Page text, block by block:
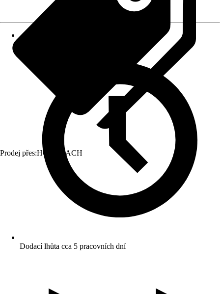
Prodej přes:HORNBACH
Dodací lhůta cca 5 pracovních dní